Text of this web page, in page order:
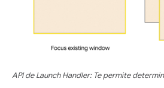
API de Launch Handler: Te permite